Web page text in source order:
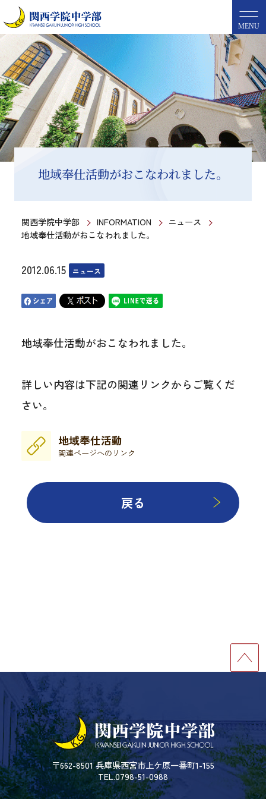
MENU
地域奉仕活動がおこなわれました。
関西学院中学部 INFORMATION
ニュース
地域奉仕活動がおこなわれました。
2012.06.15 ニュース
地域奉仕活動がおこなわれました。
詳しい内容は下記の関連リンクからご覧くだ
さい。
地域奉仕活動
関連ページへのリンク
戻る
〒662-8501 兵庫県西宮市上ケ原一番町1-155
TEL.0798-51-0988